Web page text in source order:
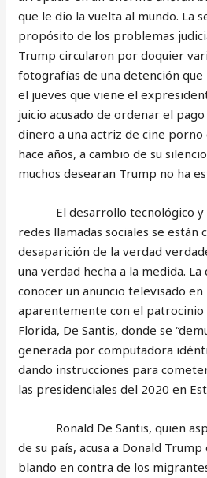
que le dio la vuelta al mundo. La
propósito de los problemas
Trump circularon por doquier
fotografías de una detención que
el jueves que viene el
juicio acusado de ordenar el
dinero a una actriz de cine porno
hace años, a cambio de su
muchos desearan Trump no ha
El desarrollo tecnológico y
redes llamadas sociales se están
desaparición de la verdad
una verdad hecha a la medida. La
conocer un anuncio televisado en
aparentemente con el
Florida, De Santis, donde se
generada por computadora
dando instrucciones para
las presidenciales del 2020 en
Ronald De Santis, quien
de su país, acusa a Donald
blando en contra de los